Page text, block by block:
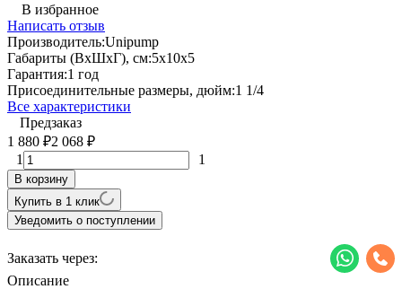
В избранное
Написать отзыв
Производитель:Unipump
Габариты (ВхШхГ), см:5х10х5
Гарантия:1 год
Присоединительные размеры, дюйм:1 1/4
Все характеристики
Предзаказ
1 880 ₽2 068 ₽
1 1
В корзину
Купить в 1 клик
Уведомить о поступлении
Заказать через:
Описание